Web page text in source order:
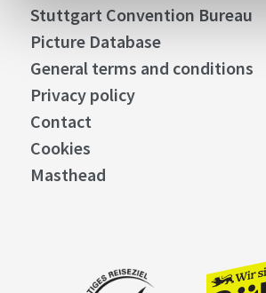
Stuttgart Convention Bureau
Picture Database
General terms and conditions
Privacy policy
Contact
Cookies
Masthead